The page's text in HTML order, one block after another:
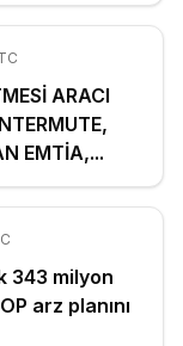
ARACI
EMTİA,...
343 milyon
arz planını